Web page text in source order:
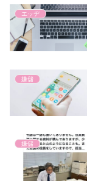
エッヂ
嫌儲
嫌儲